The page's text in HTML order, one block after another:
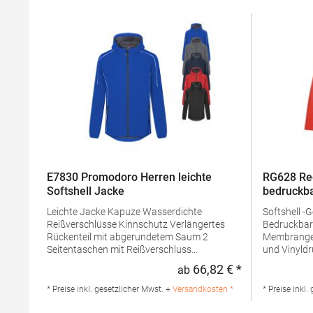
E7830 Promodoro Herren leichte
Softshell Jacke
Leichte Jacke Kapuze Wasserdichte
Reißverschlüsse Kinnschutz Verlängertes
Rückenteil mit abgerundetem Saum 2
Seitentaschen mit Reißverschluss
Reißverschlussanhänger Teilungsnähte
Regulärer Preis:
ab 66,82 € *
* Preise inkl. gesetzlicher Mwst. + Versandkosten *
RG628
Softshell -
Bedruckbares
Membrangewebe Ideal für
und Vinyldruck dauerhaft
Taschen
* Preise inkl.